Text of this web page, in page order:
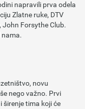
napravili prva odela
Zlatne ruke, DTV
John Forsythe Club.
nama.
novu
nego važno. Prvi
širenje tima koji će